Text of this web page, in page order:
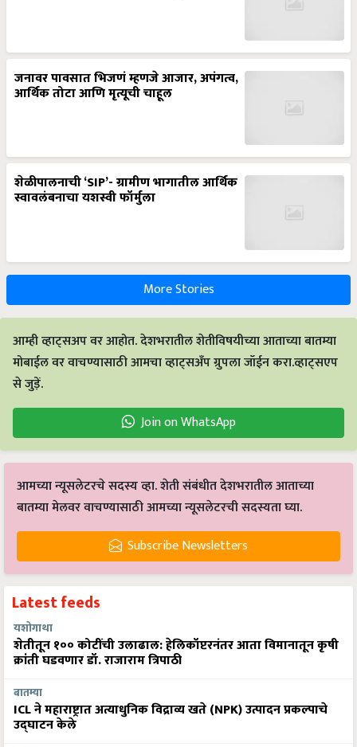
जनावर पावसात भिजणं म्हणजे आजार, अपंगत्व,
आर्थिक तोटा आणि मृत्यूची चाहूल
शेळीपालनाची ‘SIP’- ग्रामीण भागातील आर्थिक
स्वावलंबनाचा यशस्वी फॉर्मुला
More Stories
आम्ही व्हाट्सअप वर आहोत. देशभरातील शेतीविषयीच्या आताच्या बातम्या
मोबाईल वर वाचण्यासाठी आमचा व्हाट्सअँप ग्रुपला जॉईन करा.व्हाट्सएप
से जुड़ें.
Join on WhatsApp
आमच्या न्यूसलेटरचे सदस्य व्हा. शेती संबंधीत देशभरातील आताच्या
बातम्या मेलवर वाचण्यासाठी आमच्या न्यूसलेटरची सदस्यता घ्या.
Subscribe Newsletters
Latest feeds
यशोगाथा
शेतीतून १०० कोटींची उलाढाल: हेलिकॉप्टरनंतर आता विमानातून कृषी
क्रांती घडवणार डॉ. राजाराम त्रिपाठी
बातम्या
ICL ने महाराष्ट्रात अत्याधुनिक विद्राव्य खते (NPK) उत्पादन प्रकल्पाचे
उद्घाटन केले